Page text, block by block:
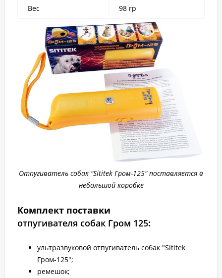
Вес 98 гр
Отпугиватель собак "Sititek Гром-125" поставляется в
небольшой коробке
Комплект поставки
отпугивателя собак Гром 125:
ультразвуковой отпугиватель собак "Sititek
Гром-125";
ремешок;